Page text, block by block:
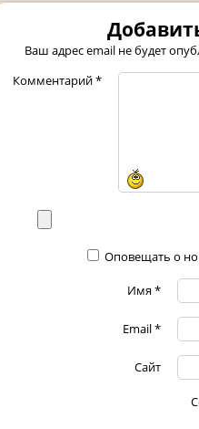
Ваш адрес email не будет
Комментарий*
Оповещать о
Имя*
Email*
Сайт